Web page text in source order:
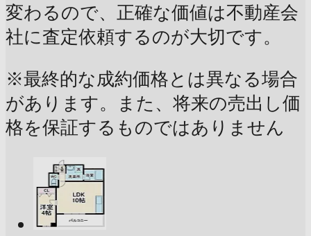
変わるので、正確な価値は不動産会
社に査定依頼するのが大切です。
※最終的な成約価格とは異なる場合
があります。また、将来の売出し価
格を保証するものではありません